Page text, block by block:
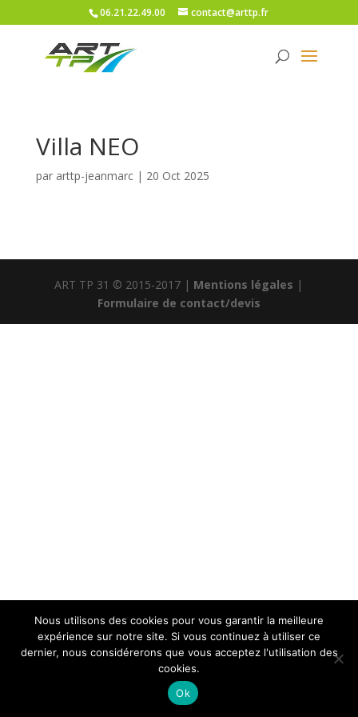
06.21.22.49.00 contact@arttp.fr
Villa NEO
par arttp-jeanmarc| 20 Oct 2025
ART TP 31 © 2015-2017 | Mentions légales |
Formulaire de contact/devis
Nous utilisons des cookies pour vous garantir la meilleure
expérience sur notre site. Si vous continuez à utiliser ce
dernier, nous considérerons que vous acceptez l'utilisation des
cookies.
Ok